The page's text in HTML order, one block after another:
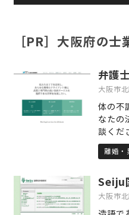
［PR］大阪府の
大阪市
体の不
なたの
談くだ
あなた
そんな
た時点
かを綿
離婚・
Seiju
大阪市